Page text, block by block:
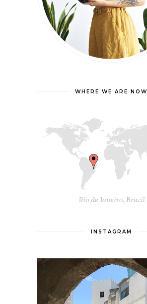
WHERE WE ARE NOW
INSTAGRAM